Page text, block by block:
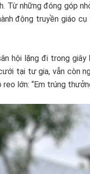
Từ những đóng góp
động truyền giáo
hội lặng đi trong
tại tư gia, vẫn còn
lớn: “Em trúng